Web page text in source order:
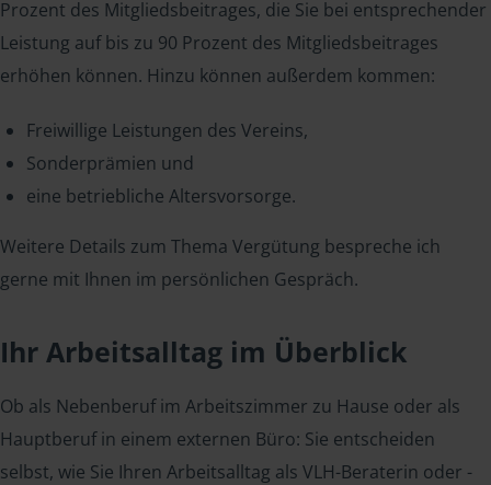
Prozent des Mitgliedsbeitrages, die Sie bei entsprechender
Leistung auf bis zu 90 Prozent des Mitgliedsbeitrages
erhöhen können. Hinzu können außerdem kommen:
Freiwillige Leistungen des Vereins,
Sonderprämien und
eine betriebliche Altersvorsorge.
Weitere Details zum Thema Vergütung bespreche ich
gerne mit Ihnen im persönlichen Gespräch.
Ihr Arbeitsalltag im Überblick
Ob als Nebenberuf im Arbeitszimmer zu Hause oder als
Hauptberuf in einem externen Büro: Sie entscheiden
selbst, wie Sie Ihren Arbeitsalltag als VLH-Beraterin oder -